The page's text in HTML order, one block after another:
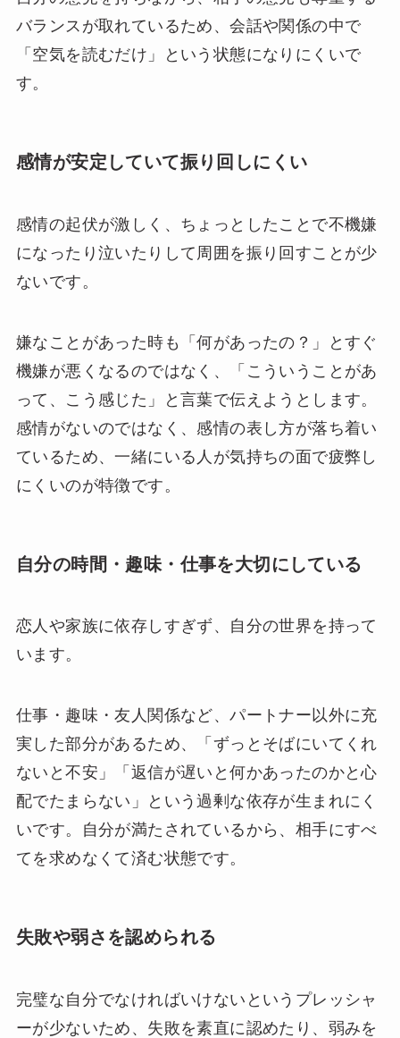
バランスが取れているため、会話や関係の中で
「空気を読むだけ」という状態になりにくいで
す。
感情が安定していて振り回しにくい
感情の起伏が激しく、ちょっとしたことで不機嫌
になったり泣いたりして周囲を振り回すことが少
ないです。
嫌なことがあった時も「何があったの？」とすぐ
機嫌が悪くなるのではなく、「こういうことがあ
って、こう感じた」と言葉で伝えようとします。
感情がないのではなく、感情の表し方が落ち着い
ているため、一緒にいる人が気持ちの面で疲弊し
にくいのが特徴です。
自分の時間・趣味・仕事を大切にしている
恋人や家族に依存しすぎず、自分の世界を持って
います。
仕事・趣味・友人関係など、パートナー以外に充
実した部分があるため、「ずっとそばにいてくれ
ないと不安」「返信が遅いと何かあったのかと心
配でたまらない」という過剰な依存が生まれにく
いです。自分が満たされているから、相手にすべ
てを求めなくて済む状態です。
失敗や弱さを認められる
完璧な自分でなければいけないというプレッシャ
ーが少ないため、失敗を素直に認めたり、弱みを